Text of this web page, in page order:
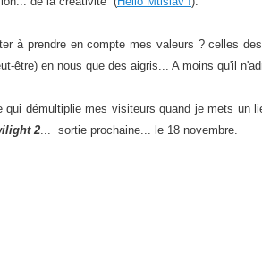
à prendre en compte mes valeurs ? celles
être) en nous que des aigris... A moins qu'il
qui démultiplie mes visiteurs quand je mets un
2... sortie prochaine... le 18 novembre.